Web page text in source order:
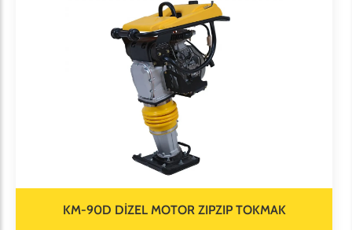
KM-90D DİZEL MOTOR ZIPZIP TOKMAK